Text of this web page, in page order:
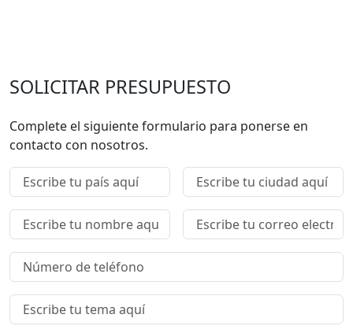
SOLICITAR PRESUPUESTO
Complete el siguiente formulario para ponerse en
contacto con nosotros.